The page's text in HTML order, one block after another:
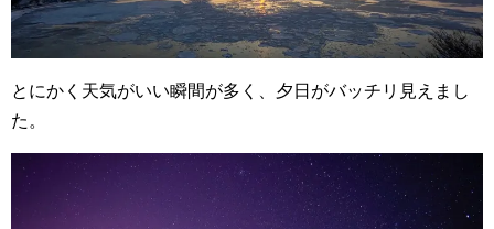
とにかく天気がいい瞬間が多く、夕日がバッチリ見えまし
た。